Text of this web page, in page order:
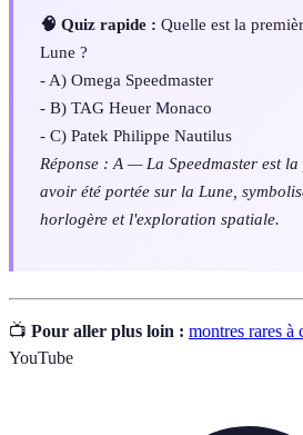
🧠 Quiz rapide : Quelle est la
Lune ?
- A) Omega Speedmaster
- B) TAG Heuer Monaco
- C) Patek Philippe Nautilus
Réponse : A — La Speedmaster est
avoir été portée sur la Lune,
horlogère et l'exploration spatiale.
📺 Pour aller plus loin : montres rares
YouTube